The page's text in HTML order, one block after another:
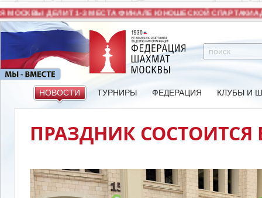
ДЕЛИТ 1-3 МЕСТА ФИНАЛЕ ЮНОШЕСКОЙ СПАРТАКИАДЫ
НОВОСТИ ТУРНИРЫ ФЕДЕРАЦИЯ КЛУБЫ И
ПРАЗДНИК